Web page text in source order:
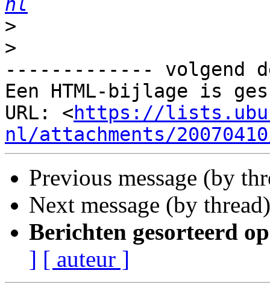
nl
>
>
------------- volgend
Een HTML-bijlage is
URL: <https://
nl/attachments/
Previous message (by
Next message (by
Berichten gesorteerd
] [ auteur ]